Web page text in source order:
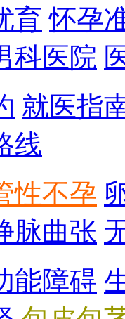
育 怀孕
科医院
就医指
线
性不孕
脉曲张
能障碍